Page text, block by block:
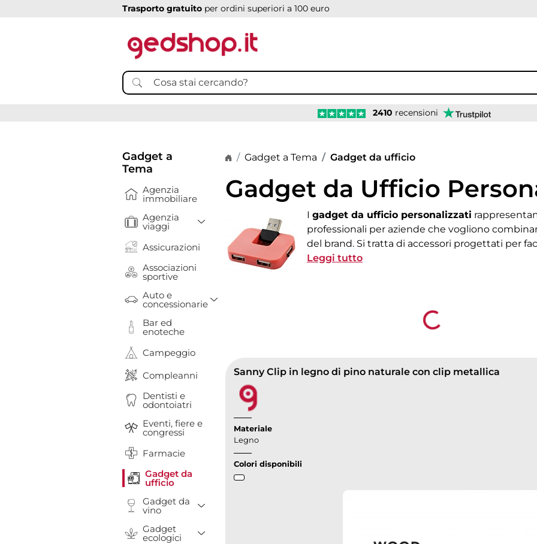
Trasporto gratuito per ordini superiori a 100 euro
2410 recensioni
Gadget a
Tema
Agenzia
immobiliare
Agenzia
viaggi
Toggle Dropdown
Assicurazioni
Associazioni
sportive
Auto e
concessionarie
Toggle Dropdown
Bar ed
enoteche
Campeggio
Compleanni
Dentisti e
odontoiatri
Eventi, fiere e
congressi
Farmacie
Gadget da
ufficio
Gadget da
vino
Toggle Dropdown
Gadget
ecologici
Toggle Dropdown
Home page
Gadget a Tema Gadget da ufficio
Gadget da Ufficio
I gadget da ufficio personalizzati
professionali per aziende che vogliono
del brand. Si tratta di accessori progettati per
scrivania e rendere più efficienti le attività
facilmente personalizzabili con il logo o la
non solo aumentano l’efficienza sul lavoro, ma
Leggi tutto
Loading...
Sanny Clip in legno di pino naturale con clip metallica
Materiale
Legno
Colori disponibili